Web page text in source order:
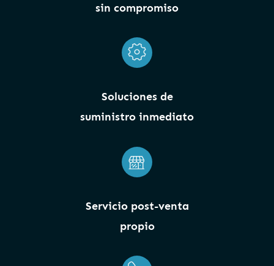
sin compromiso
Soluciones de
suministro inmediato
Servicio post-venta
propio